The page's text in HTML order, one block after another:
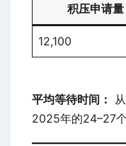
积压申请量
12,100
平均等待时间：
2025年的24–27个